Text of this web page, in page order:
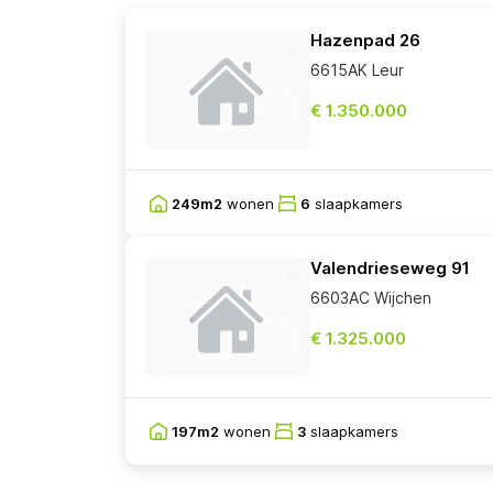
Hazenpad 26
6615AK Leur
€ 1.350.000
249m2 wonen 6 slaapkamers
Valendrieseweg 91
6603AC Wijchen
€ 1.325.000
197m2 wonen 3 slaapkamers